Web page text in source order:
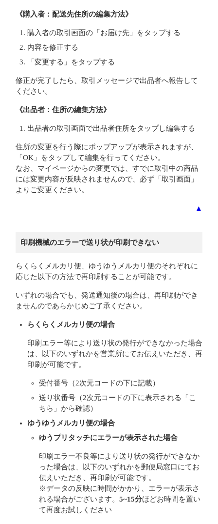
《購入者：配送先住所の編集方法》
購入者の取引画面の「お届け先」をタップする
内容を修正する
「変更する」をタップする
修正が完了したら、取引メッセージで出品者へ報告して
ください。
《出品者：住所の編集方法》
出品者の取引画面で出品者住所をタップし編集する
住所の変更を行う際にポップアップが表示されますが、
「OK」をタップして編集を行ってください。
なお、マイページからの変更では、すでに取引中の商品
には変更内容が反映されませんので、必ず「取引画面」
よりご変更ください。
▲
印刷機械のエラーで送り状が印刷できない
らくらくメルカリ便、ゆうゆうメルカリ便のそれぞれに
応じた以下の方法で再印刷することが可能です。
いずれの場合でも、発送通知後の場合は、再印刷ができ
ませんのであらかじめご了承ください。
らくらくメルカリ便の場合
印刷エラー等により送り状の発行ができなかった場合
は、以下のいずれかを営業所にてお伝えいただき、再
印刷が可能です。
受付番号（2次元コードの下に記載）
送り状番号（2次元コードの下に表示される「こ
ちら」から確認）
ゆうゆうメルカリ便の場合
ゆうプリタッチにエラーが表示された場合
印刷エラー不良等により送り状の発行ができなか
った場合は、以下のいずれかを郵便局窓口にてお
伝えいただき、再印刷が可能です。
※データの反映に時間がかかり、エラーが表示さ
れる場合がございます。 5~15分ほどお時間を置い
て再度お試しください